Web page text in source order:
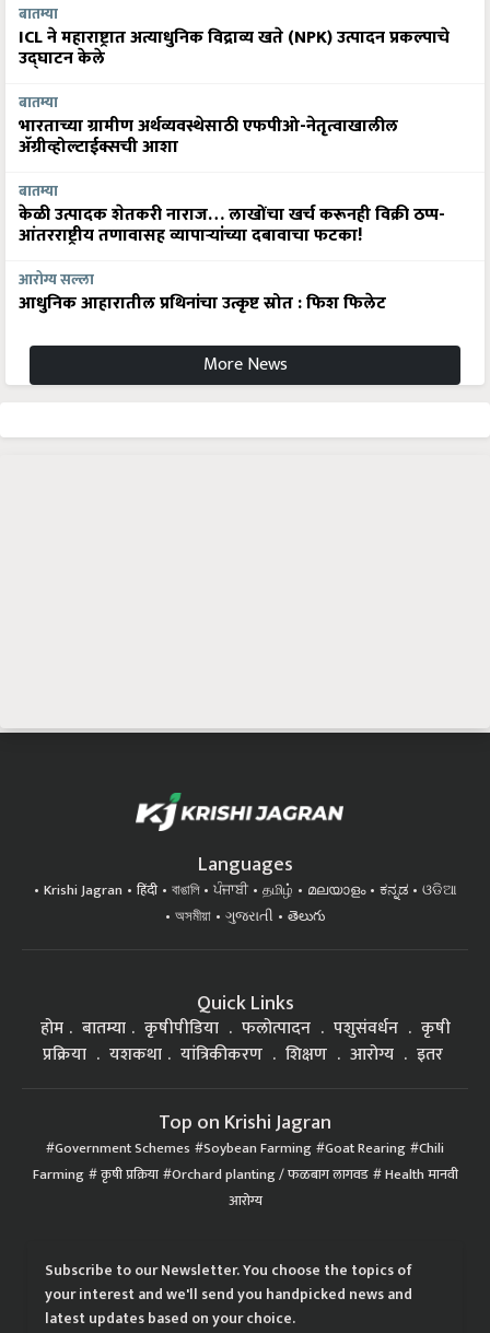
बातम्या
ICL ने महाराष्ट्रात अत्याधुनिक विद्राव्य खते (NPK) उत्पादन प्रकल्पाचे
उद्घाटन केले
बातम्या
भारताच्या ग्रामीण अर्थव्यवस्थेसाठी एफपीओ-नेतृत्वाखालील
अ‍ॅग्रीव्होल्टाईक्सची आशा
बातम्या
केळी उत्पादक शेतकरी नाराज… लाखोंचा खर्च करूनही विक्री ठप्प-
आंतरराष्ट्रीय तणावासह व्यापाऱ्यांच्या दबावाचा फटका!
आरोग्य सल्ला
आधुनिक आहारातील प्रथिनांचा उत्कृष्ट स्रोत : फिश फिलेट
More News
Languages
Krishi Jagran हिंदी বাঙালি ਪੰਜਾਬੀ தமிழ் മലയാളം ಕನ್ನಡ
ଓଡିଆ
অসমীয়া
ગુજરાતી తెలుగు
Quick Links
होम बातम्या कृषीपीडिया फलोत्पादन पशुसंवर्धन
कृषी
प्रक्रिया
यशकथा यांत्रिकीकरण शिक्षण आरोग्य इतर
Top on Krishi Jagran
Government Schemes Soybean Farming Goat Rearing Chili
Farming कृषी प्रक्रिया Orchard planting / फळबाग लागवड Health मानवी
आरोग्य
Subscribe to our Newsletter. You choose the topics of
your interest and we'll send you handpicked news and
latest updates based on your choice.